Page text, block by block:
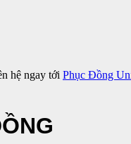
hệ ngay tới Phục Đồng